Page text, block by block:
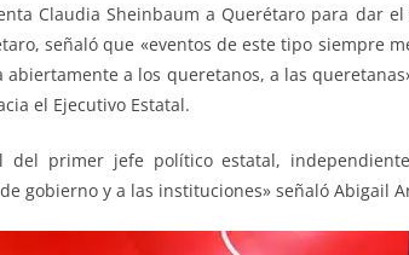
Claudia Sheinbaum a Querétaro para dar el
señaló que «eventos de este tipo siempre
a los queretanos, a las
el Ejecutivo Estatal.
del primer jefe político estatal,
gobierno y a las instituciones» señaló Abigail